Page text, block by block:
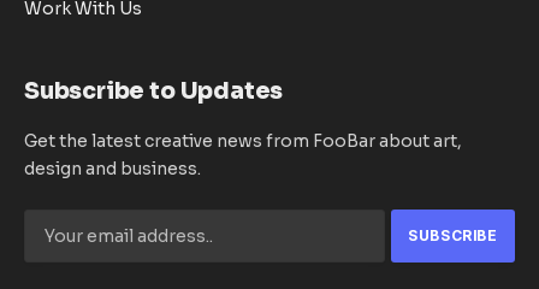
Work With Us
Subscribe to Updates
Get the latest creative news from FooBar about art,
design and business.